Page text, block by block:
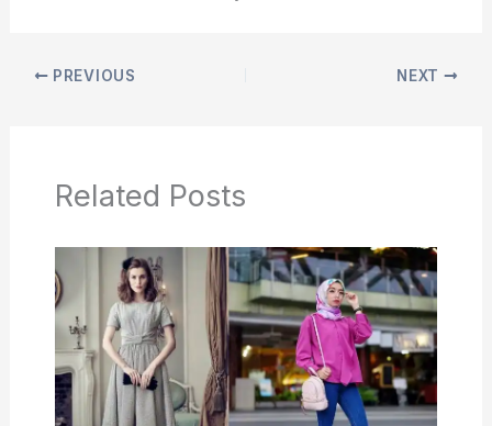
PREVIOUS NEXT
Related Posts